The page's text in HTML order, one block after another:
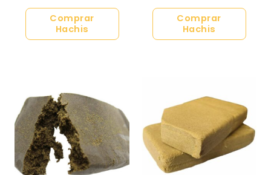
Comprar
Hachis
Comprar
Hachis